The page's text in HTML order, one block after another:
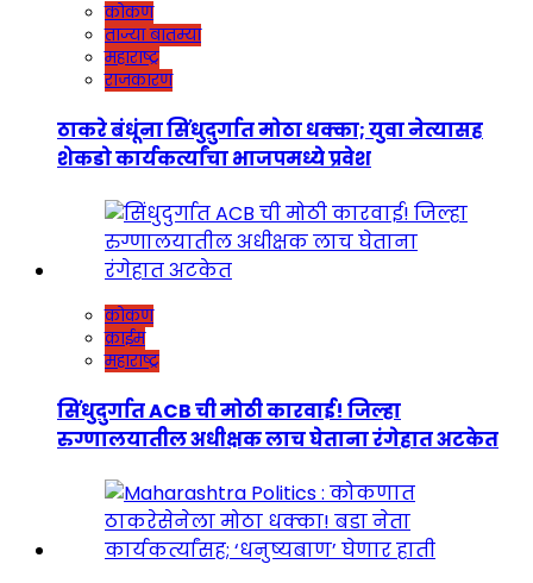
कोकण
ताज्या बातम्या
महाराष्ट्र
राजकारण
ठाकरे बंधूंना सिंधुदुर्गात मोठा धक्का; युवा नेत्यासह
शेकडो कार्यकर्त्यांचा भाजपमध्ये प्रवेश
कोकण
क्राईम
महाराष्ट्र
सिंधुदुर्गात ACB ची मोठी कारवाई! जिल्हा
रुग्णालयातील अधीक्षक लाच घेताना रंगेहात अटकेत